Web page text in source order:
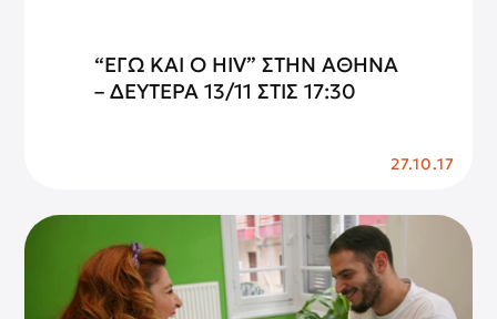
“ΕΓΩ ΚΑΙ Ο HIV” ΣΤΗΝ ΑΘΗΝΑ
– ΔΕΥΤΕΡΑ 13/11 ΣΤΙΣ 17:30
27.10.17